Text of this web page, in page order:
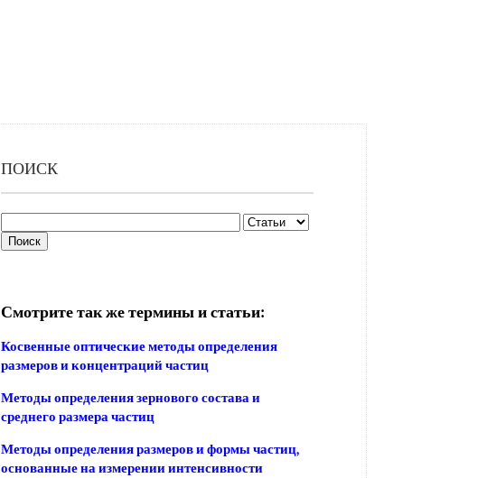
ПОИСК
Смотрите так же термины и статьи:
Косвенные оптические методы определения
размеров и концентраций частиц
Методы определения зернового состава и
среднего размера частиц
Методы определения размеров и формы частиц,
основанные на измерении интенсивности